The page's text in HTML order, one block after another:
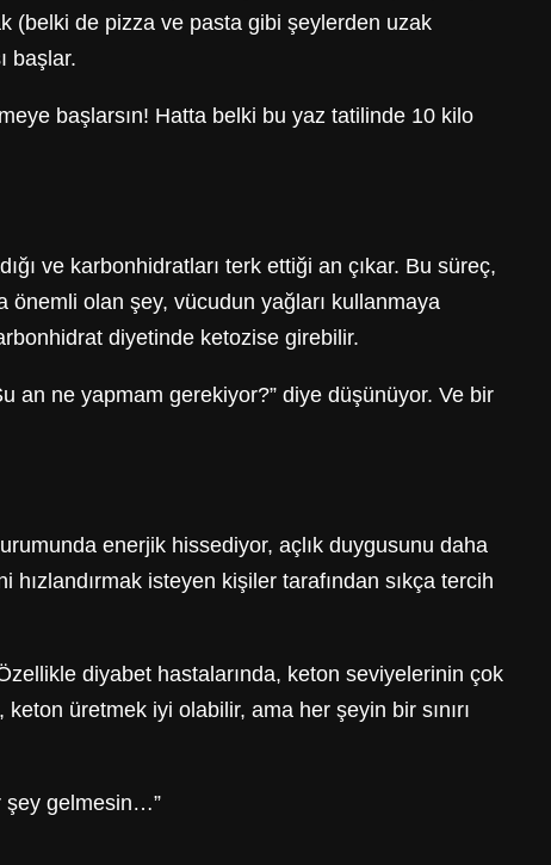
(belki de pizza ve pasta gibi şeylerden uzak
başlar.
başlarsın! Hatta belki bu yaz tatilinde 10 kilo
ve karbonhidratları terk ettiği an çıkar. Bu süreç,
önemli olan şey, vücudun yağları kullanmaya
diyetinde ketozise girebilir.
an ne yapmam gerekiyor?” diye düşünüyor. Ve bir
enerjik hissediyor, açlık duygusunu daha
hızlandırmak isteyen kişiler tarafından sıkça tercih
diyabet hastalarında, keton seviyelerinin çok
üretmek iyi olabilir, ama her şeyin bir sınırı
şey gelmesin…”